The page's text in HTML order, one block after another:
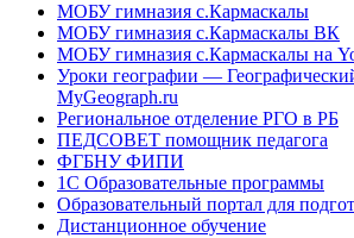
МОБУ гимназия с.Кармаскалы
МОБУ гимназия с.Кармаскалы ВК
МОБУ гимназия с.Кармаскалы на
Уроки географии —
MyGeograph.ru
Региональное отделение РГО в РБ
ПЕДСОВЕТ помощник педагога
ФГБНУ ФИПИ
1С Образовательные программы
Образовательный портал для
Дистанционное обучение